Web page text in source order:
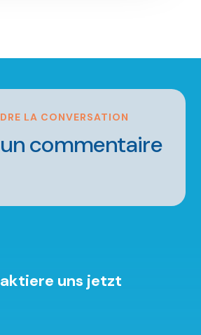
LA CONVERSATION
commentaire
uns jetzt